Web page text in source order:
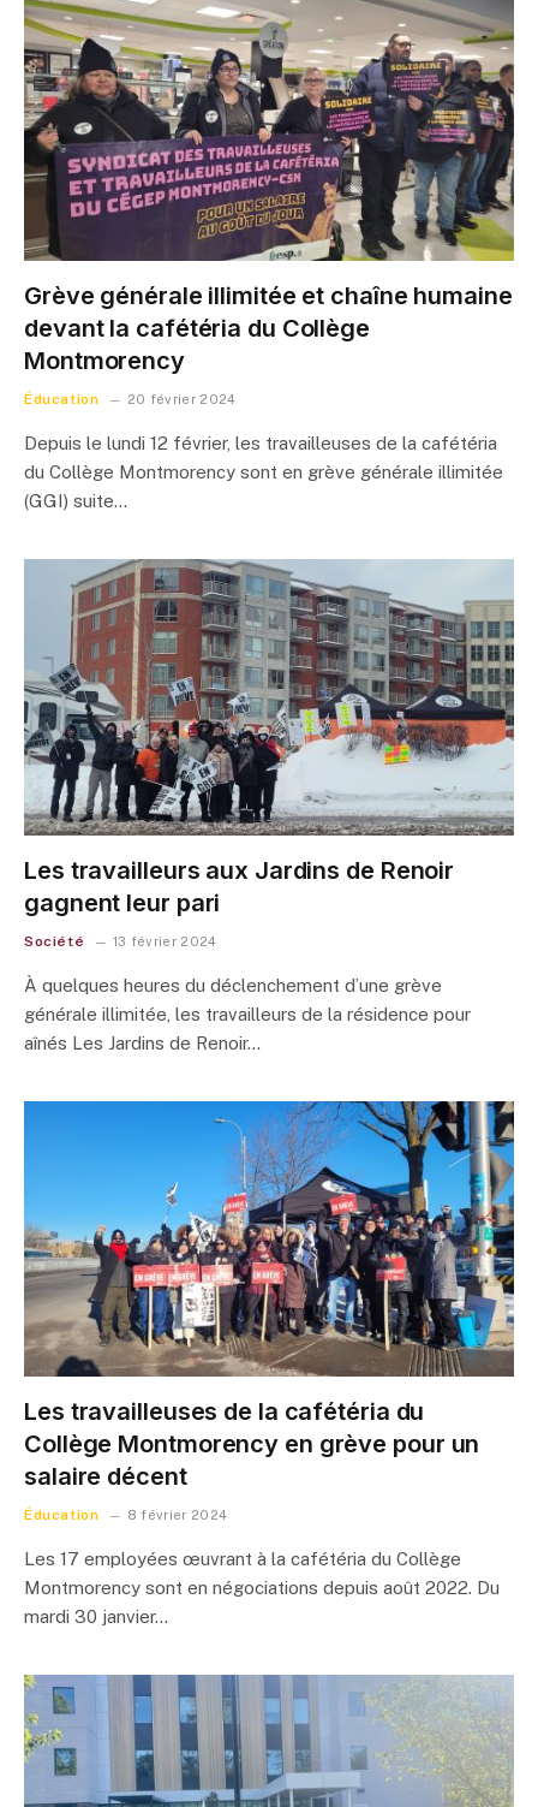
Grève générale illimitée et chaîne humaine
devant la cafétéria du Collège
Montmorency
Éducation 20 février 2024
Depuis le lundi 12 février, les travailleuses de la cafétéria
du Collège Montmorency sont en grève générale illimitée
(GGI) suite…
Les travailleurs aux Jardins de Renoir
gagnent leur pari
Société 13 février 2024
À quelques heures du déclenchement d’une grève
générale illimitée, les travailleurs de la résidence pour
aînés Les Jardins de Renoir…
Les travailleuses de la cafétéria du
Collège Montmorency en grève pour un
salaire décent
Éducation 8 février 2024
Les 17 employées œuvrant à la cafétéria du Collège
Montmorency sont en négociations depuis août 2022. Du
mardi 30 janvier…